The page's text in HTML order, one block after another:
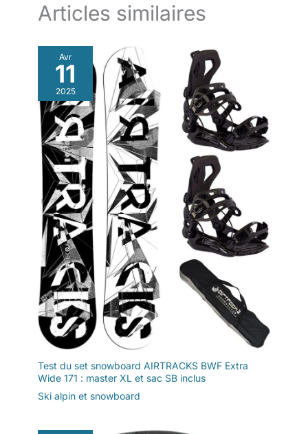
Articles similaires
Avr
11
2025
Test du set snowboard AIRTRACKS BWF Extra
Wide 171 : master XL et sac SB inclus
Ski alpin et snowboard